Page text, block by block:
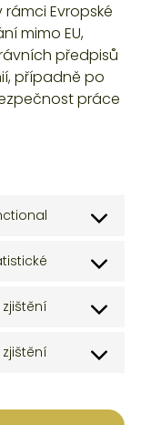
Evropské
mimo EU,
předpisů
případně po
práce
Consent
service
Consent
service
analytics
Consent
service
Consent
service